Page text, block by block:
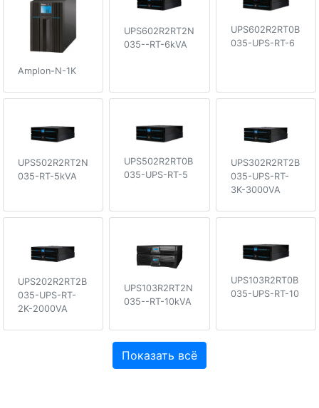
Amplon-N-1K
UPS602R2RT2N
035--RT-6kVA
UPS602R2RT0B
035-UPS-RT-6
UPS502R2RT2N
035-RT-5kVA
UPS502R2RT0B
035-UPS-RT-5
UPS302R2RT2B
035-UPS-RT-
3K-3000VA
UPS202R2RT2B
035-UPS-RT-
2K-2000VA
UPS103R2RT2N
035--RT-10kVA
UPS103R2RT0B
035-UPS-RT-10
Показать всё